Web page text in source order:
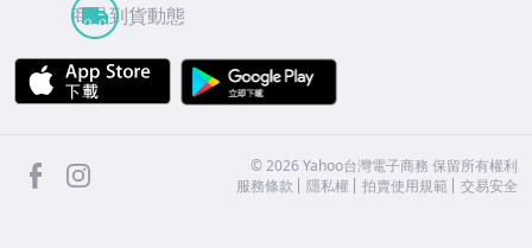
商品到貨動態
APP Store
facebook ©2026 Yahoo台灣電子商務 保留所有權利
服務條款
隱私權 拍賣使用規範 交易安全